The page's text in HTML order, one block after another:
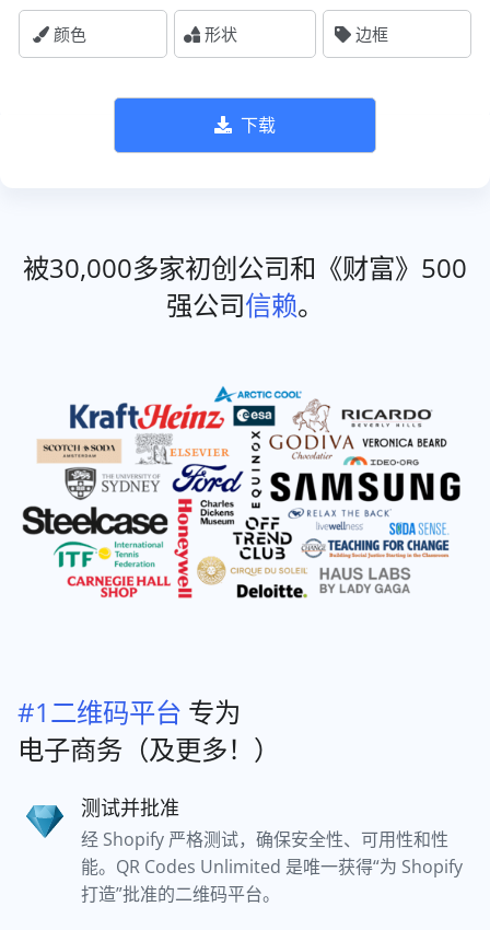
颜色 形状 边框
下载
被30,000多家初创公司和《财富》500
强公司信赖。
#1二维码平台 专为
电子商务（及更多！）
测试并批准
经 Shopify 严格测试，确保安全性、可用性和性
能。QR Codes Unlimited 是唯一获得“为 Shopify
打造”批准的二维码平台。